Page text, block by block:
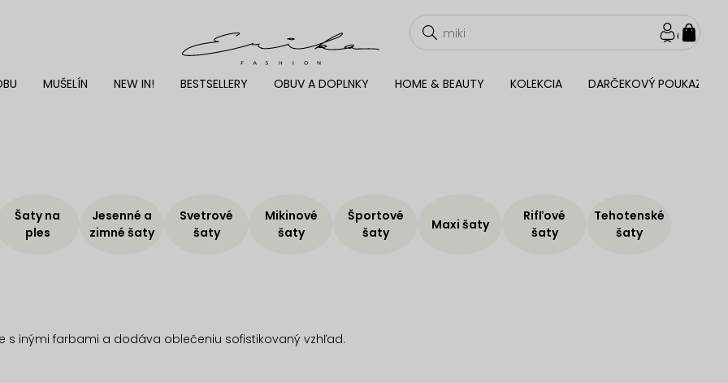
MUŠELÍN NEW IN! BESTSELLERY OBUV A DOPLNKY HOME & BEAUTY KOLEKCIA DARČEKOVÝ POUKAZ
s inými farbami a dodáva oblečeniu sofistikovaný vzhľad.
Šaty na
ples
Jesenné a
zimné šaty
Svetrové
šaty
Mikinové
šaty
Športové
šaty
Maxi šaty
Rifľové
šaty
Tehotenské
šaty